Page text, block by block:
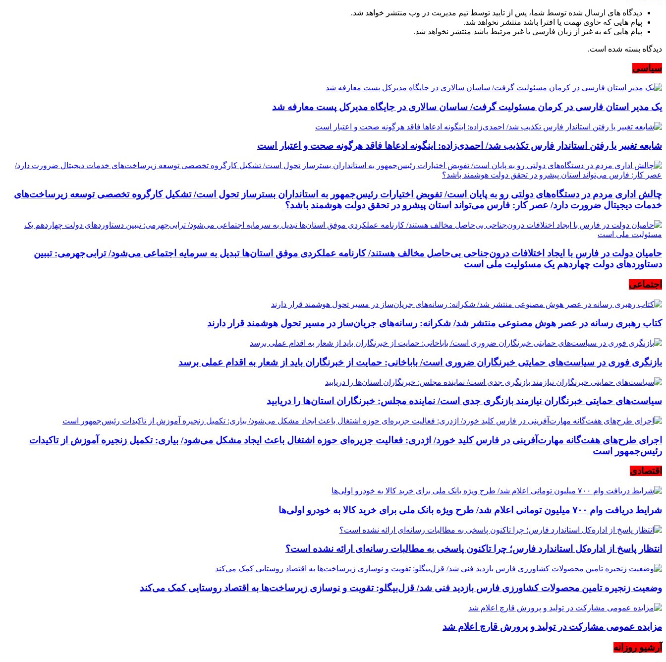
دیدگاه های ارسال شده توسط شما، پس از تایید توسط تیم مدیریت در وب منتشر خواهد شد.
پیام هایی که حاوی تهمت یا افترا باشد منتشر نخواهد شد.
پیام هایی که به غیر از زبان فارسی یا غیر مرتبط باشد منتشر نخواهد شد.
دیدگاه بسته شده است.
سیاسی
یک مدیر استان فارسی در کرمان مسئولیت گرفت/ ساسان سالاری در جایگاه مدیرکل پست معارفه شد
شایعه تغییر یا رفتن استاندار فارس تکذیب شد/ احمدی‌زاده: اینگونه ادعاها فاقد هرگونه صحت و اعتبار است
چالش اداری مردم در دستگاه‌های دولتی رو به پایان است/ تفویض اختیارات رئیس‌جمهور به استانداران بسترساز تحول است/ تشکیل کارگروه تخصصی توسعه زیرساخت‌های
خدمات دیجیتال ضرورت دارد/ عصر کار: فارس می‌تواند استان پیشرو در تحقق دولت هوشمند باشد؟
حامیان دولت در فارس با ایجاد اختلافات درون‌جناحی بی‌حاصل مخالف هستند/ کارنامه عملکردی موفق استان‌ها تبدیل به سرمایه اجتماعی می‌شود/ ترابی‌جهرمی: تببین
دستاوردهای دولت چهاردهم یک مسئولیت ملی است
اجتماعی
کتاب رهبری رسانه در عصر هوش مصنوعی منتشر شد/ شکرانه: رسانه‌های جریان‌ساز در مسیر تحول هوشمند قرار دارند
بازنگری فوری در سیاست‌های حمایتی خبرنگاران ضروری است/ باباخانی: حمایت از خبرنگاران باید از شعار به اقدام عملی برسد
سیاست‌های حمایتی خبرنگاران نیازمند بازنگری جدی است/ نماینده مجلس: خبرنگاران استان‌ها را دریابید
اجرای طرح‌های هفت‌گانه مهارت‌آفرینی در فارس کلید خورد/ اژدری: فعالیت جزیره‌‌ای حوزه اشتغال باعث ایجاد مشکل می‌شود/ بیاری: تکمیل زنجیره آموزش از تاکیدات
رئیس‌جمهور است
اقتصادی
شرایط دریافت وام ۷۰۰ میلیون تومانی اعلام شد/ طرح ویژه بانک ملی برای خرید کالا به خودرو اولی‌ها
انتظار پاسخ از اداره‌کل استاندارد فارس؛ چرا تاکنون پاسخی به مطالبات رسانه‌ای ارائه نشده است؟
وضعیت زنجیره تامین محصولات کشاورزی فارس بازدید فنی شد/ قزل‌بیگلو: تقویت و نوسازی زیرساخت‌ها به اقتصاد روستایی کمک می‌کند
مزایده عمومی مشارکت در تولید و پرورش قارچ اعلام شد
آرشیو روزانه